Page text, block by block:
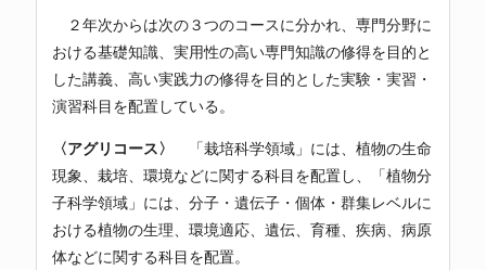
２年次からは次の３つのコースに分かれ、専門分野に
おける基礎知識、実用性の高い専門知識の修得を目的と
した講義、高い実践力の修得を目的とした実験・実習・
演習科目を配置している。
〈アグリコース〉
「栽培科学領域」には、植物の生命
現象、栽培、環境などに関する科目を配置し、「植物分
子科学領域」には、分子・遺伝子・個体・群集レベルに
おける植物の生理、環境適応、遺伝、育種、疾病、病原
体などに関する科目を配置。